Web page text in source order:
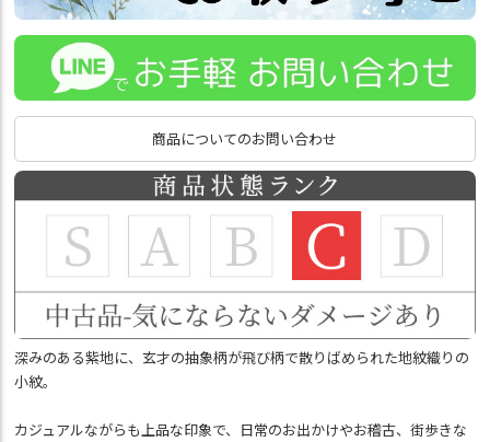
商品についてのお問い合わせ
深みのある紫地に、玄才の抽象柄が飛び柄で散りばめられた地紋織りの
小紋。
カジュアルながらも上品な印象で、日常のお出かけやお稽古、街歩きな